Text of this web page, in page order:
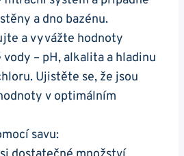
a dno bazénu.
a vyvážte hodnoty
vody – pH, alkalita a hladinu
Ujistěte se, že jsou
v optimálním
savu: